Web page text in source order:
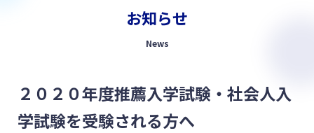
お知らせ
News
２０２０年度推薦入学試験・社会人入
学試験を受験される方へ